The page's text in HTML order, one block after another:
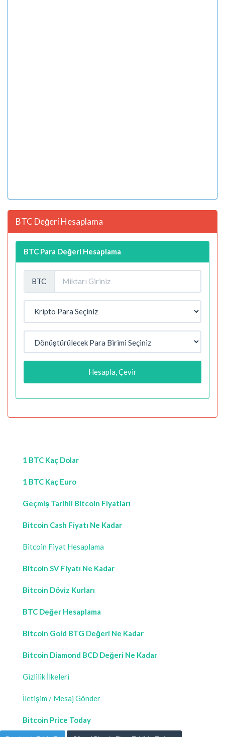
BTC Değeri Hesaplama
BTC Para Değeri Hesaplama
BTC
Hesapla, Çevir
1 BTC Kaç Dolar
1 BTC Kaç Euro
Geçmiş Tarihli Bitcoin Fiyatları
Bitcoin Cash Fiyatı Ne Kadar
Bitcoin Fiyat Hesaplama
Bitcoin SV Fiyatı Ne Kadar
Bitcoin Döviz Kurları
BTC Değer Hesaplama
Bitcoin Gold BTG Değeri Ne Kadar
Bitcoin Diamond BCD Değeri Ne Kadar
Gizlilik İlkeleri
İletişim / Mesaj Gönder
Bitcoin Price Today